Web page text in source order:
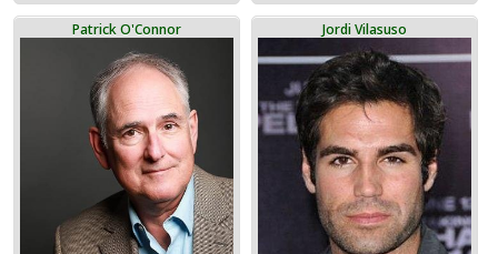
Patrick O'Connor Jordi Vilasuso